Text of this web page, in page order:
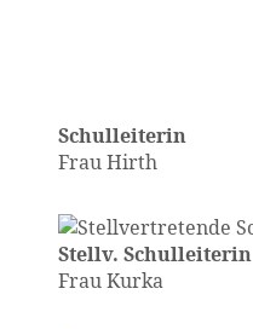
Schulleiterin
Frau Hirth
Stellv. Schulleiterin
Frau Kurka